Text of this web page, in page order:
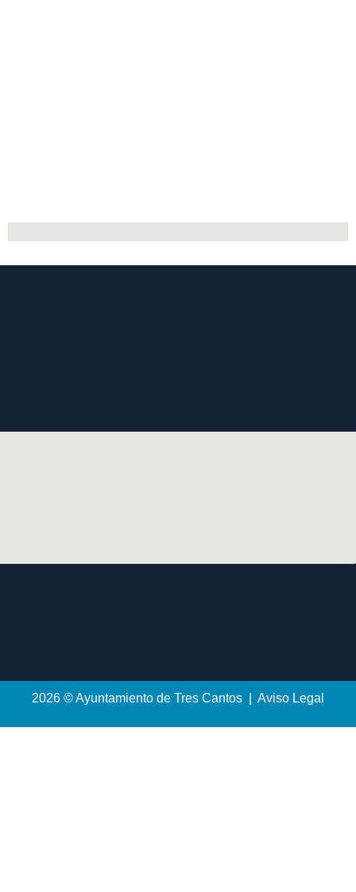
2026 © Ayuntamiento de Tres Cantos | Aviso Legal